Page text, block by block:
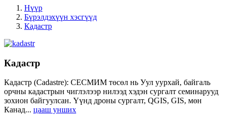
Нүүр
Бүрэлдэхүүн хэсгүүд
Кадастр
Кадастр
Кадастр (Cadastre): СЕСМИМ төсөл нь Уул уурхай, байгаль
орчны кадастрын чиглэлээр нилээд хэдэн сургалт семинарууд
зохион байгуулсан. Үүнд дроны сургалт, QGIS, GIS, мөн
Канад... цааш унших